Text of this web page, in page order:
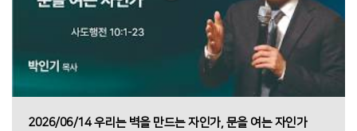
2026/06/14 우리는 벽을 만드는 자인가, 문을 여는 자인가